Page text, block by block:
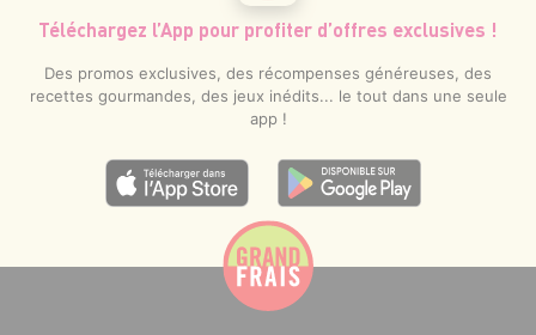
Téléchargez l’App pour profiter d’offres exclusives !
Des promos exclusives, des récompenses généreuses, des
recettes gourmandes, des jeux inédits... le tout dans une seule
app !